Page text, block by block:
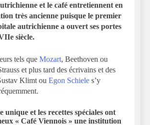
et le café entretiennent en
très ancienne puisque le premier
autrichienne a ouvert ses portes
siècle.
tels que Mozart, Beethoven ou
et plus tard des écrivains et des
Klimt ou Egon Schiele s’y
unique et les recettes spéciales ont
« Café Viennois » une institution